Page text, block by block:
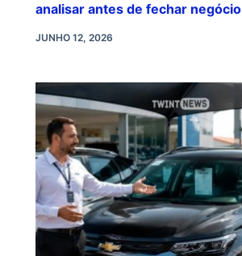
analisar antes de fechar negócio
JUNHO 12, 2026